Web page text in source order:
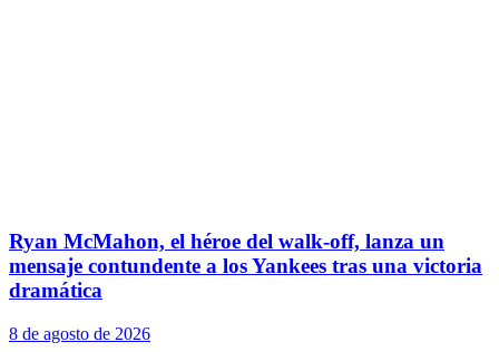
Ryan McMahon, el héroe del walk-off, lanza un
mensaje contundente a los Yankees tras una victoria
dramática
8 de agosto de 2026